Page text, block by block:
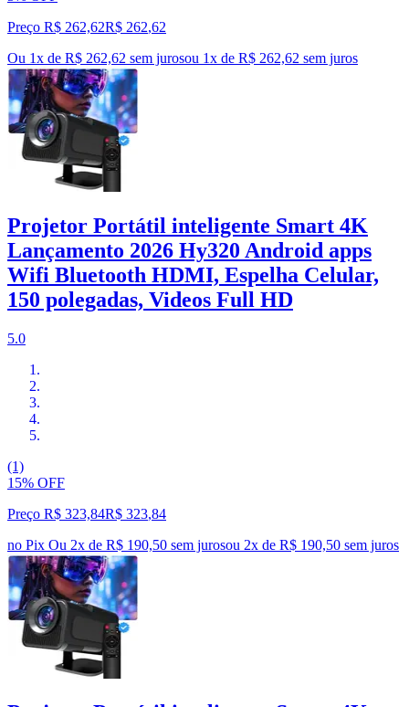
Preço R$ 262,62R$ 262,62
Ou 1x de R$ 262,62 sem jurosou 1x de R$ 262,62 sem juros
Projetor Portátil inteligente Smart 4K
Lançamento 2026 Hy320 Android apps
Wifi Bluetooth HDMI, Espelha Celular,
150 polegadas, Videos Full HD
5.0
(1)
15% OFF
Preço R$ 323,84R$ 323,84
no Pix Ou 2x de R$ 190,50 sem jurosou 2x de R$ 190,50 sem juros